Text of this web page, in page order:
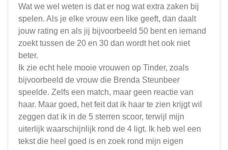
Wat we wel weten is dat er nog wat extra zaken bij
spelen. Als je elke vrouw een like geeft, dan daalt
jouw rating en als jij bijvoorbeeld 50 bent en iemand
zoekt tussen de 20 en 30 dan wordt het ook niet
beter.
Ik zie echt hele mooie vrouwen op Tinder, zoals
bijvoorbeeld de vrouw die Brenda Steunbeer
speelde. Zelfs een match, maar geen reactie van
haar. Maar goed, het feit dat ik haar te zien krijgt wil
zeggen dat ik in de 5 sterren scoor, terwijl mijn
uiterlijk waarschijnlijk rond de 4 ligt. Ik heb wel een
tekst die heel goed is en zoek rond mijn eigen